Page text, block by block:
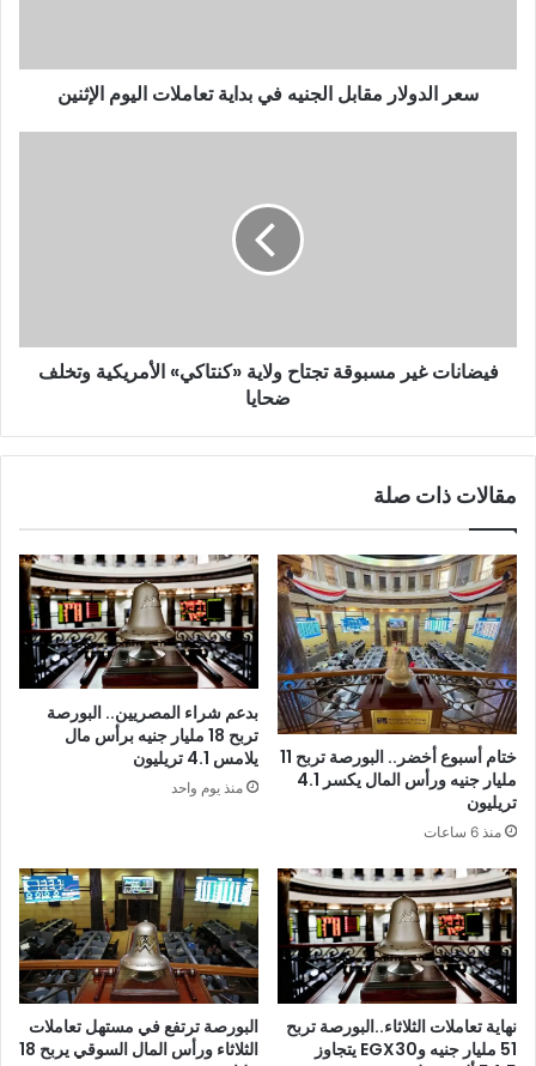
سعر الدولار مقابل الجنيه في بداية تعاملات اليوم الإثنين
فيضانات غير مسبوقة تجتاح ولاية «كنتاكي» الأمريكية وتخلف
ضحايا
مقالات ذات صلة
ختام أسبوع أخضر.. البورصة تربح 11
مليار جنيه ورأس المال يكسر 4.1
تريليون
منذ 6 ساعات
بدعم شراء المصريين.. البورصة
تربح 18 مليار جنيه برأس مال
يلامس 4.1 تريليون
منذ يوم واحد
نهاية تعاملات الثلاثاء..البورصة تربح
51 مليار جنيه وEGX30 يتجاوز
البورصة ترتفع في مستهل تعاملات
الثلاثاء ورأس المال السوقي يربح 18